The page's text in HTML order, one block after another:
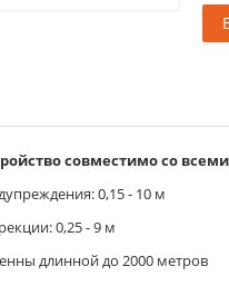
совместимо со
0,15 - 10 м
0,25 - 9 м
длинной до 2000 метров